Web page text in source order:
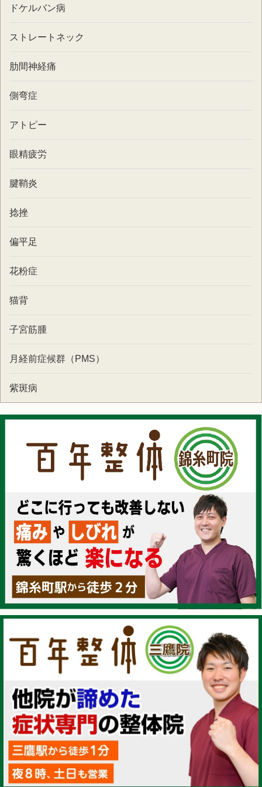
ドケルバン病
ストレートネック
肋間神経痛
側弯症
アトピー
眼精疲労
腱鞘炎
捻挫
偏平足
花粉症
猫背
子宮筋腫
月経前症候群（PMS）
紫斑病